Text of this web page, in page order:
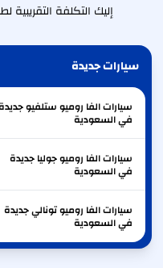
إليك التكلفة التقريبية
سيارات جديدة
سيارات الفا روميو ستلفيو جديدة
في السعودية
سيارات الفا روميو جوليا جديدة
في السعودية
سيارات الفا روميو تونالي جديدة
في السعودية